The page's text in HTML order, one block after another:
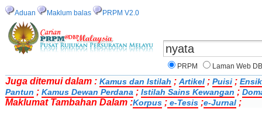
Aduan Maklum balas PRPM V2.0
PRPM Laman Web
Juga ditemui dalam : Kamus dan Istilah ; Artikel ; Puisi ;
Pantun ; Kamus Dewan Perdana ; Istilah Sains Kewangan ;
Maklumat Tambahan Dalam :Korpus ; e-Tesis ;e-Jurnal ;